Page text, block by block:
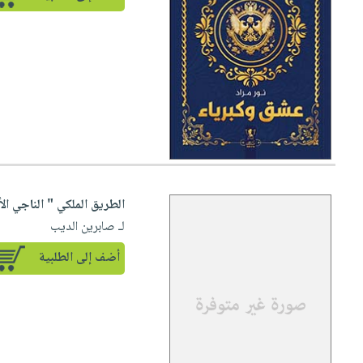
الطريق الملكي " الناجي
لـ صابرين الديب
أضف إلى الطلبية